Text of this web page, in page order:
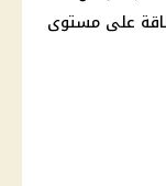
على مستوى